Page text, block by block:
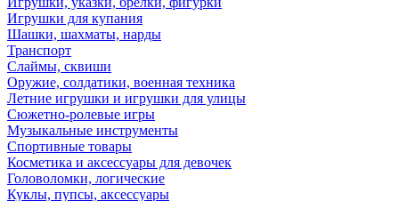
Игрушки для купания
Шашки, шахматы, нарды
Транспорт
Слаймы, сквиши
Оружие, солдатики, военная техника
Летние игрушки и игрушки для улицы
Сюжетно-ролевые игры
Музыкальные инструменты
Спортивные товары
Косметика и аксессуары для девочек
Головоломки, логические
Куклы, пупсы, аксессуары